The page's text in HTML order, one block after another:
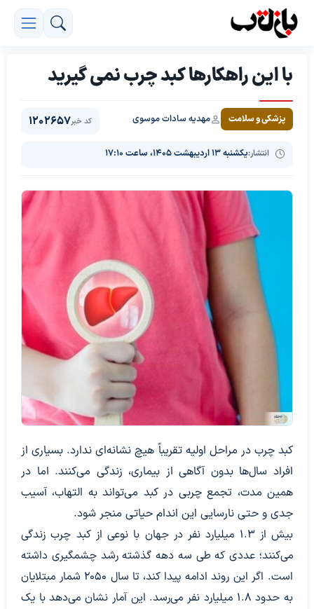
با این راهکارها کبد چرب نمی گیرید
پزشکی و سلامت مهدیه سادات موسوی
انتشار:یکشنبه ۱۳ اردیبهشت ۱۴۰۵، ساعت ۱۷:۱۰
کد خبر1202657
کبد چرب در مراحل اولیه تقریباً هیچ نشانه‌ای ندارد. بسیاری از
افراد سال‌ها بدون آگاهی از بیماری، زندگی می‌کنند. اما در
همین مدت، تجمع چربی در کبد می‌تواند به التهاب، آسیب
جدی و حتی نارسایی این اندام حیاتی منجر شود.
بیش از ۱.۳ میلیارد نفر در جهان با نوعی از کبد چرب زندگی
می‌کنند؛ عددی که طی سه دهه گذشته رشد چشمگیری داشته
است. اگر این روند ادامه پیدا کند، تا سال ۲۰۵۰ شمار مبتلایان
به حدود ۱.۸ میلیارد نفر می‌رسد. این آمار نشان می‌دهد با یک